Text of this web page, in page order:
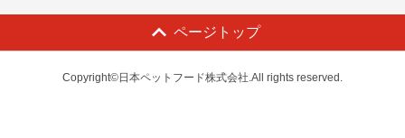
ページトップ
Copyright©日本ペットフード株式会社.All rights reserved.